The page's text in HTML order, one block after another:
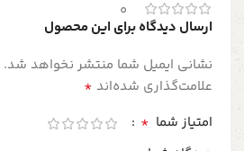
0
ارسال دیدگاه برای این محصول
نشانی ایمیل شما منتشر نخواهد شد.
علامت‌گذاری شده‌اند *
امتیاز شما *